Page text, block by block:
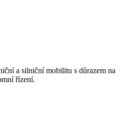
a silniční mobilitu s důrazem na
řízení.